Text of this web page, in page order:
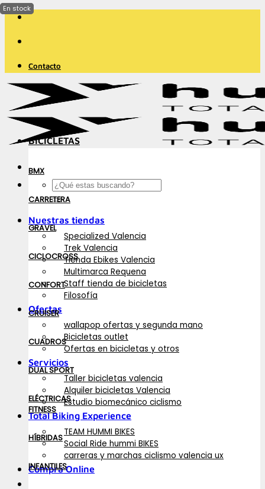
Saltar
contenido
Contacto
Buscar
por:
Nuestras tiendas
Specialized Valencia
Trek Valencia
Tienda Ebikes Valencia
Multimarca Requena
Staff tienda de bicicletas
Filosofía
Ofertas
wallapop ofertas y segunda mano
Bicicletas outlet
Ofertas en bicicletas y otros
Servicios
Taller bicicletas valencia
Alquiler bicicletas Valencia
Estudio biomecánico ciclismo
Total Biking Experience
TEAM HUMMI BIKES
Social Ride hummi BIKES
carreras y marchas ciclismo valencia ux
Compra Online
BICICLETAS
BMX
CARRETERA
GRAVEL
CICLOCROSS
CONFORT
CRUISER
CUADROS
DUAL SPORT
ELÉCTRICAS
FITNESS
HÍBRIDAS
INFANTILES